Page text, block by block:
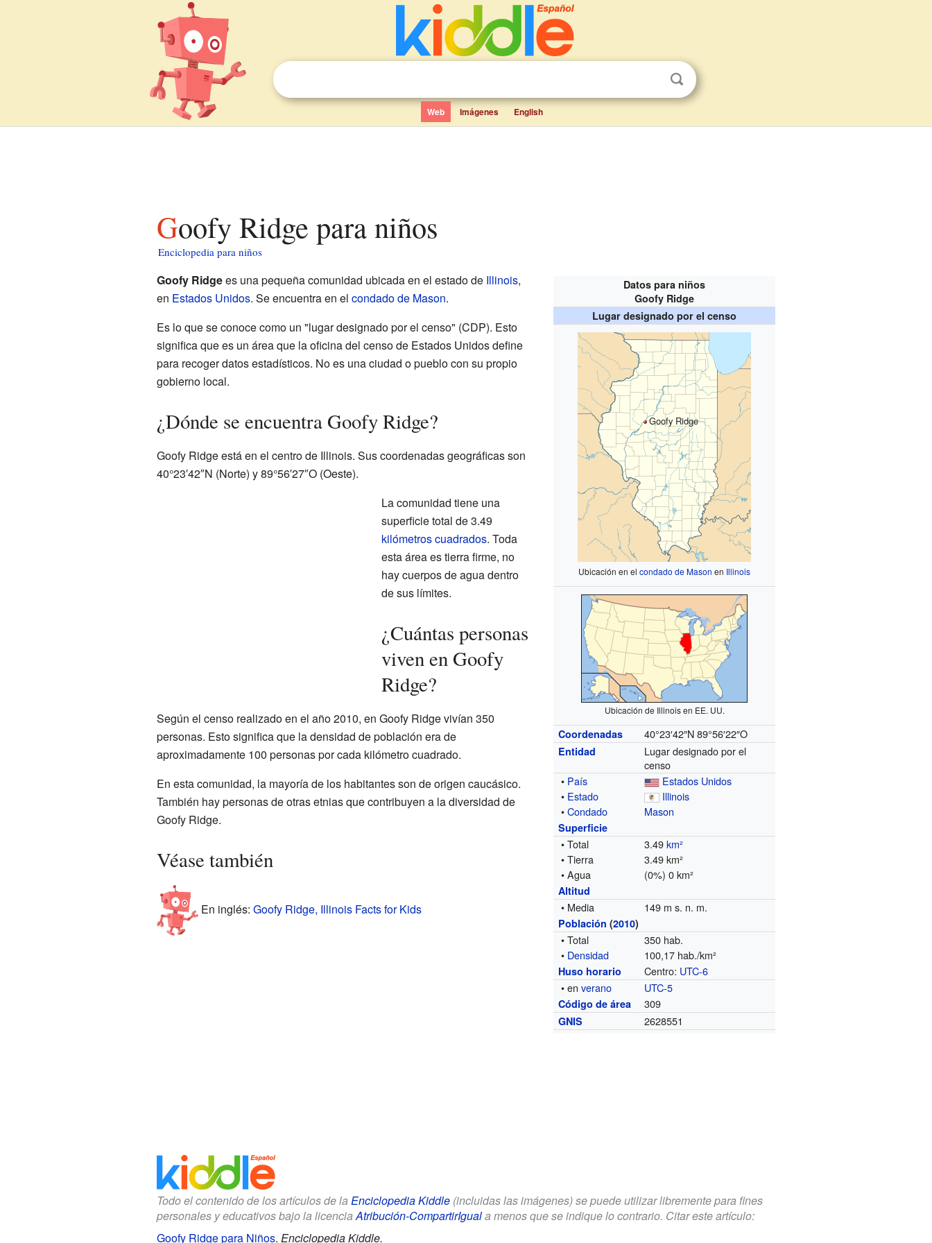
Web Imágenes English
Goofy Ridge para niños
Enciclopedia para niños
Datos para niños
Goofy Ridge
Lugar designado por el censo
Goofy Ridge
Ubicación en elcondado de Mason en Illinois
Ubicación de Illinois en EE. UU.
Coordenadas 40°23′42″N 89°56′22″O
Entidad
Lugar designado por el
censo
• País
Estados Unidos
• Estado
Illinois
•Condado Mason
Superficie
• Total 3.49km²
• Tierra
3.49 km²
• Agua
(0%) 0 km²
Altitud
• Media 149 m s. n. m.
Población (2010)
• Total
350 hab.
• Densidad 100,17 hab./km²
Huso horario Centro: UTC-6
• enverano UTC-5
Código de área 309
GNIS 2628551
Goofy Ridgees una pequeña comunidad ubicada en el estado de Illinois,
en Estados Unidos. Se encuentra en el condado de Mason.
Es lo que se conoce como un "lugar designado por el censo" (CDP). Esto
significa que es un área que la oficina del censo de Estados Unidos define
para recoger datos estadísticos. No es una ciudad o pueblo con su propio
gobierno local.
¿Dónde se encuentra Goofy Ridge?
Goofy Ridge está en el centro de Illinois. Sus coordenadas geográficas son
40°23′42″N (Norte) y 89°56′27″O (Oeste).
La comunidad tiene una
superficie total de 3.49
kilómetros cuadrados. Toda
esta área es tierra firme, no
hay cuerpos de agua dentro
de sus límites.
¿Cuántas personas
viven en Goofy
Ridge?
Según el censo realizado en el año 2010, en Goofy Ridge vivían 350
personas. Esto significa que la densidad de población era de
aproximadamente 100 personas por cada kilómetro cuadrado.
En esta comunidad, la mayoría de los habitantes son de origen caucásico.
También hay personas de otras etnias que contribuyen a la diversidad de
Goofy Ridge.
Véase también
En inglés: Goofy Ridge, Illinois Facts for Kids
Todo el contenido de los artículos de la Enciclopedia Kiddle(incluidas las imágenes) se puede utilizar libremente para fines
personales y educativos bajo la licenciaAtribución-CompartirIguala menos que se indique lo contrario. Citar este artículo:
Goofy Ridge para Niños. Enciclopedia Kiddle.